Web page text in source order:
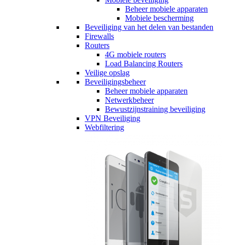
Beheer mobiele apparaten
Mobiele bescherming
Beveiliging van het delen van bestanden
Firewalls
Routers
4G mobiele routers
Load Balancing Routers
Veilige opslag
Beveiligingsbeheer
Beheer mobiele apparaten
Netwerkbeheer
Bewustzijnstraining beveiliging
VPN Beveiliging
Webfiltering